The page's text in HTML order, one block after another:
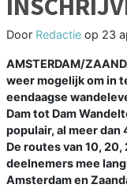
Door Redactie op 23
AMSTERDAM/
weer mogelijk om in
eendaagse
Dam tot Dam
populair, al meer
De routes van 10,
deelnemers mee
Amsterdam en